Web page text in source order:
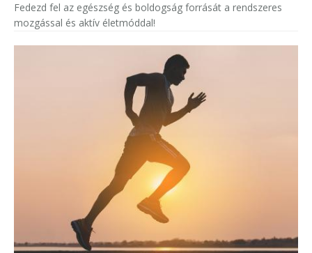
Fedezd fel az egészség és boldogság forrását a rendszeres
mozgással és aktív életmóddal!